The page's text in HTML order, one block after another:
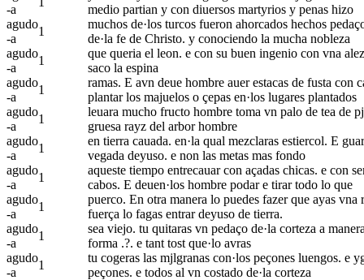
-a
medio partian y con diuersos martyrios y penas hizo
agudo
-a
1
muchos de·los turcos fueron ahorcados hechos
de·la fe de Christo. y conociendo la mucha nobleza
agudo
-a
1
que queria el leon. e con su buen ingenio con vna
saco la espina
agudo
-a
1
ramas. E avn deue hombre auer estacas de fusta con
plantar los majuelos o çepas en·los lugares plantados
agudo
-a
1
leuara mucho fructo hombre toma vn palo de tea de
gruesa rayz del arbor hombre
agudo
-a
1
en tierra cauada. en·la qual mezclaras estiercol. E
vegada deyuso. e non las metas mas fondo
agudo
-a
1
aqueste tiempo entrecauar con açadas chicas. e con
cabos. E deuen·los hombre podar e tirar todo lo que
agudo
-a
1
puerco. En otra manera lo puedes fazer que ayas
fuerça lo fagas entrar deyuso de tierra.
agudo
-a
1
sea viejo. tu quitaras vn pedaço de·la corteza a
forma .?. e tant tost que·lo avras
agudo
-a
1
tu cogeras las mjlgranas con·los peçones luengos. e
peçones. e todos al vn costado de·la corteza